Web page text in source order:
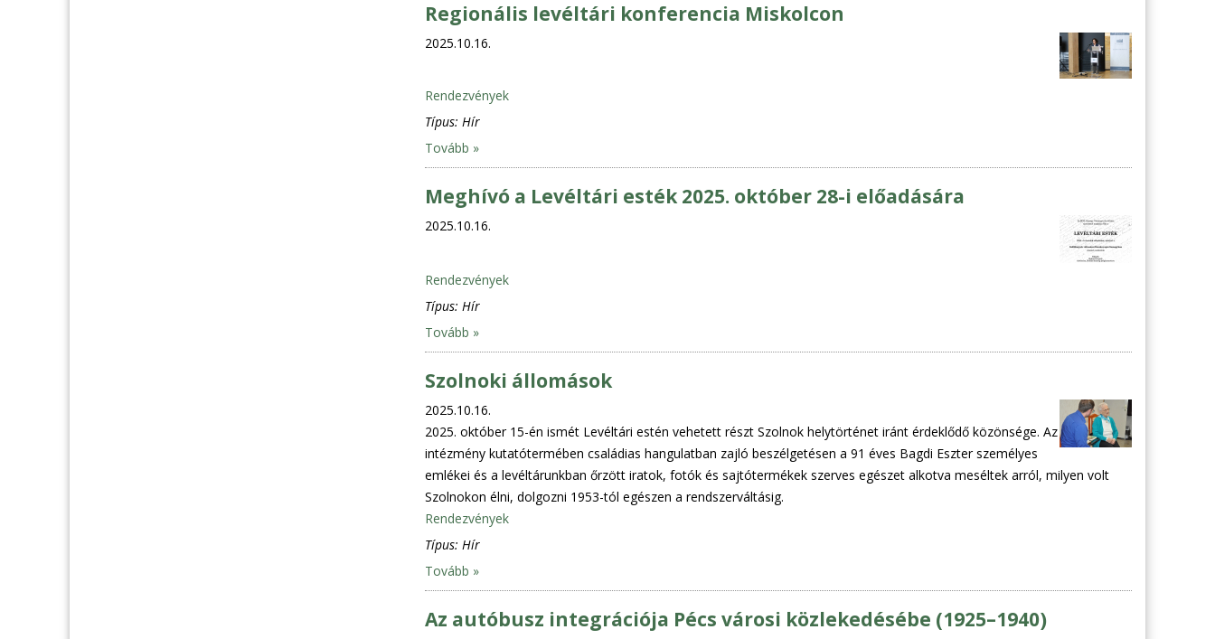
Regionális levéltári konferencia Miskolcon
2025.10.16.
Rendezvények
Típus: Hír
Tovább »
Meghívó a Levéltári esték 2025. október 28-i előadására
2025.10.16.
Rendezvények
Típus: Hír
Tovább »
Szolnoki állomások
2025.10.16.
2025. október 15-én ismét Levéltári estén vehetett részt Szolnok helytörténet iránt érdeklődő közönsége. Az
intézmény kutatótermében családias hangulatban zajló beszélgetésen a 91 éves Bagdi Eszter személyes
emlékei és a levéltárunkban őrzött iratok, fotók és sajtótermékek szerves egészet alkotva meséltek arról, milyen volt
Szolnokon élni, dolgozni 1953-tól egészen a rendszerváltásig.
Rendezvények
Típus: Hír
Tovább »
Az autóbusz integrációja Pécs városi közlekedésébe (1925–1940)